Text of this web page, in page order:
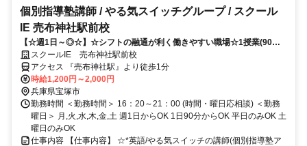
個別指導塾講師 / やる気スイッチグループ / スクール
IE 売布神社駅前校
【☆週1日～◎☆】☆シフトの融通が利く働きやすい職場☆1授業(90分)
からOK！！
スクールIE 売布神社駅前校
アクセス 『売布神社駅』より徒歩1分
時給1,200円～2,000円
兵庫県宝塚市
勤務時間 ＜勤務時間＞ 16：20～21：00 (時間・曜日応相談) ＜勤務
曜日＞ 月,火,水,木,金,土 週1日からOK 1日90分からOK 平日のみOK 土
曜日のみOK
仕事内容 【仕事内容】 ☆*英語/やる気スイッチの講師(個別指導塾ア